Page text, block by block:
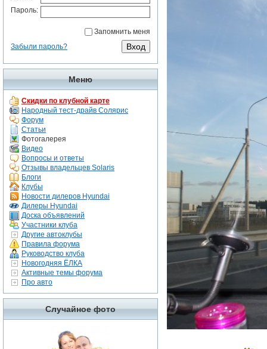
Пароль:
Запомнить меня
Забыли пароль?
Меню
Скидки по клубной карте
Народный тест-драйв Солярис
Форум
Статьи
Фотогалерея
Видео
Вопросы и ответы
Отзывы владельцев Solaris
Блоги
Клубы
Новости дилеров Hyundai
Дилеры Hyundai
Доска объявлений
Участники клуба
Другие автоклубы
Правила форума
Руководство клуба
Новогодняя ЁЛКА
Активные темы форума
Про авто
Случайное фото